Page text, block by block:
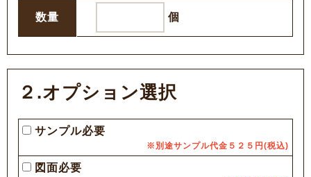
数量 個
２.オプション選択
サンプル必要
※別途サンプル代金５２５円(税込)
図面必要